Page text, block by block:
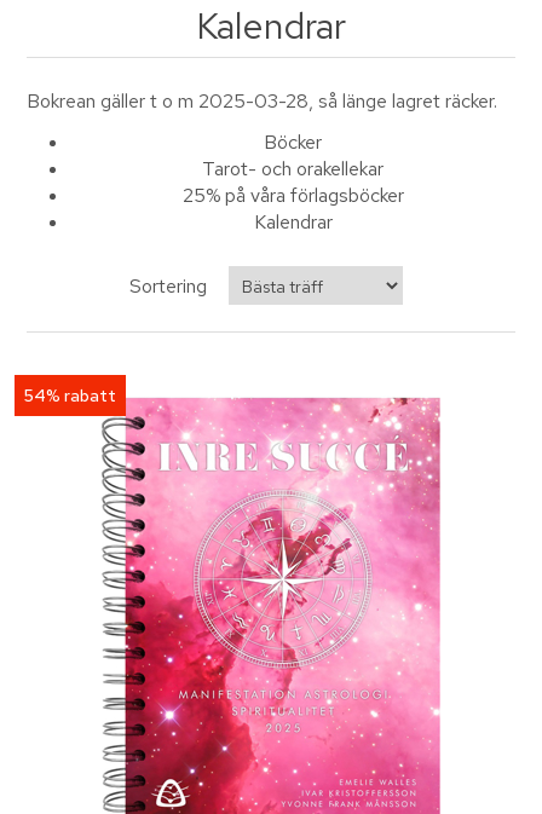
Kalendrar
Bokrean gäller t o m 2025-03-28, så länge lagret räcker.
Böcker
Tarot- och orakellekar
25% på våra förlagsböcker
Kalendrar
Sortering
54% rabatt